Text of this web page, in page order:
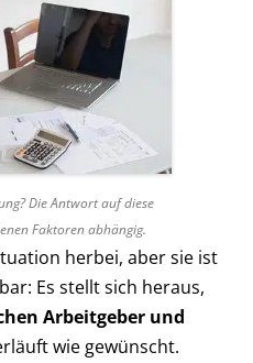
Die Antwort auf diese
Faktoren abhängig.
herbei, aber sie ist
Es stellt sich heraus,
Arbeitgeber und
wie gewünscht.